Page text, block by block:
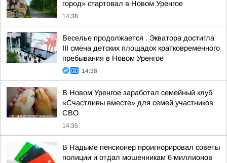
город» стартовал в Новом Уренгое
14:38
Веселье продолжается . Экватора достигла
III смена детских площадок кратковременного
пребывания в Новом Уренгое
14:38
В Новом Уренгое заработал семейный клуб
«Счастливы вместе» для семей участников
СВО
14:35
В Надыме пенсионер проигнорировал советы
полиции и отдал мошенникам 6 миллионов